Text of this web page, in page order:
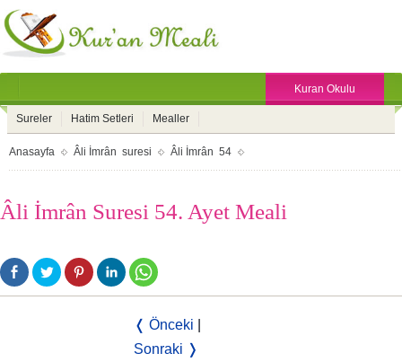
Kuran Okulu
Sureler Hatim Setleri Mealler
Anasayfa Âli İmrân suresi Âli İmrân 54
Âli İmrân Suresi 54. Ayet Meali
❬ Önceki
Sonraki ❭